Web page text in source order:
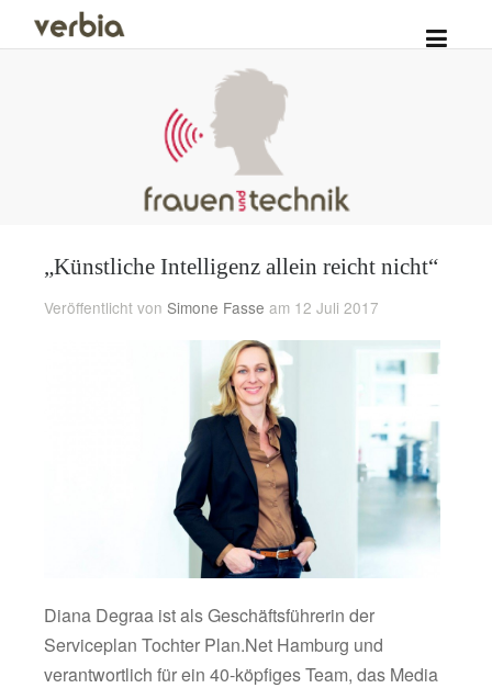
„Künstliche Intelligenz allein reicht nicht“
Veröffentlicht von Simone Fasse am 12 Juli 2017
Diana Degraa ist als Geschäftsführerin der
Serviceplan Tochter Plan.Net Hamburg und
verantwortlich für ein 40-köpfiges Team, das Media